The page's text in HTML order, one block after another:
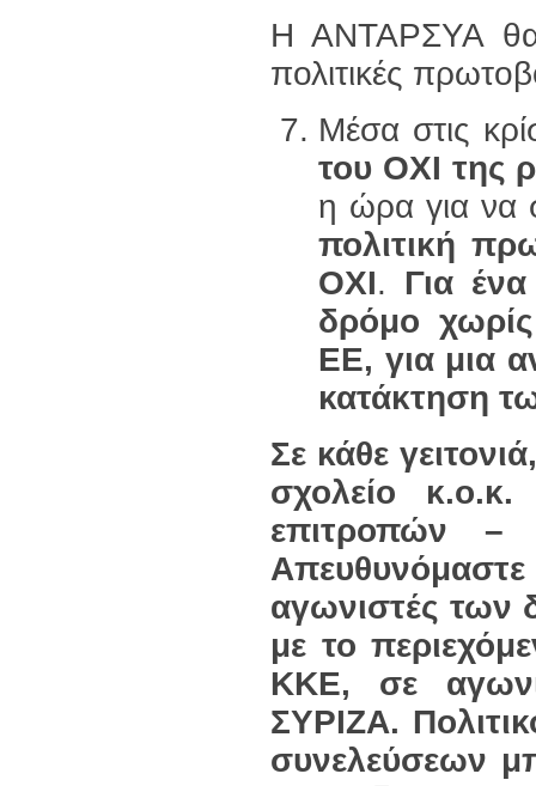
Η ΑΝΤΑΡΣΥΑ θα
πολιτικές
Μέσα στις
του ΟΧΙ της
η ώρα για να
πολιτική
ΟΧΙ. Για
δρόμο
ΕΕ, για μια
κατάκτηση
Σε κάθε
σχολείο
επιτροπών –
αγωνιστές των
με το
ΚΚΕ, σε
ΣΥΡΙΖΑ.
συνελεύσεων